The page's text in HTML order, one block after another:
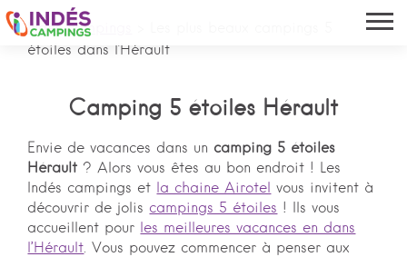
Indés campings
étoiles dans l'Hérault
Camping 5 étoiles Hérault
Envie de vacances dans un camping 5 étoiles
Hérault ? Alors vous êtes au bon endroit ! Les
Indés campings et
la chaine Airotel
vous invitent à
découvrir de jolis campings 5 ​​étoiles ! Ils vous
accueillent pour
les meilleures vacances en dans
l’Hérault. Vous pouvez commencer à penser aux